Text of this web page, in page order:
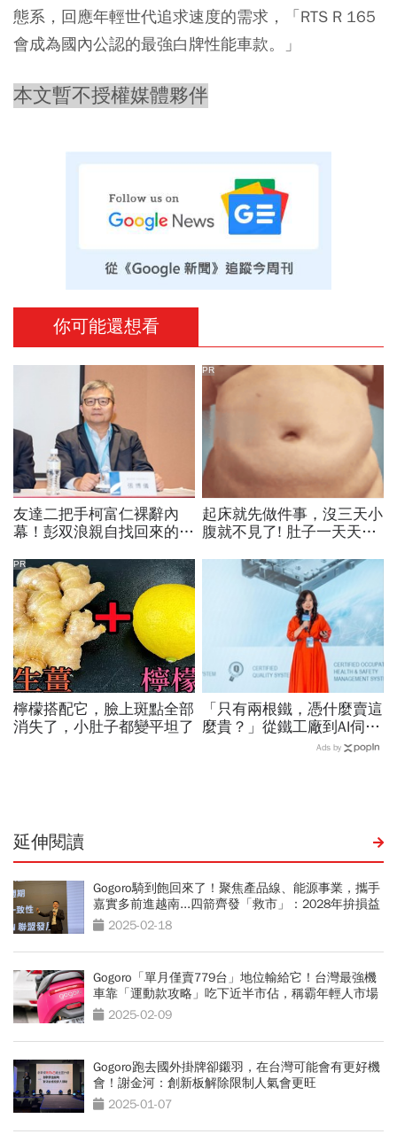
態系，回應年輕世代追求速度的需求，「RTS R 165
會成為國內公認的最強白牌性能車款。」
本文暫不授權媒體夥伴
你可能還想看
友達二把手柯富仁裸辭內
幕！彭双浪親自找回來的接
「落後群創」成最後稻草？
起床就先做件事，沒三天小
腹就不見了! 肚子一天天變
PR
檸檬搭配它，臉上斑點全部
消失了，小肚子都變平坦了
PR
「只有兩根鐵，憑什麼賣這
麼貴？」從鐵工廠到AI伺服
器滑軌霸主，川湖靠四大護
Ads by
延伸閱讀
Gogoro騎到飽回來了！聚焦產品線、能源事業，攜手
嘉實多前進越南...四箭齊發「救市」：2028年拚損益
兩平2025-02-18
Gogoro「單月僅賣779台」地位輸給它！台灣最強機
車靠「運動款攻略」吃下近半市佔，稱霸年輕人市場
2025-02-09
Gogoro跑去國外掛牌卻鎩羽，在台灣可能會有更好機
會！謝金河：創新板解除限制人氣會更旺
2025-01-07